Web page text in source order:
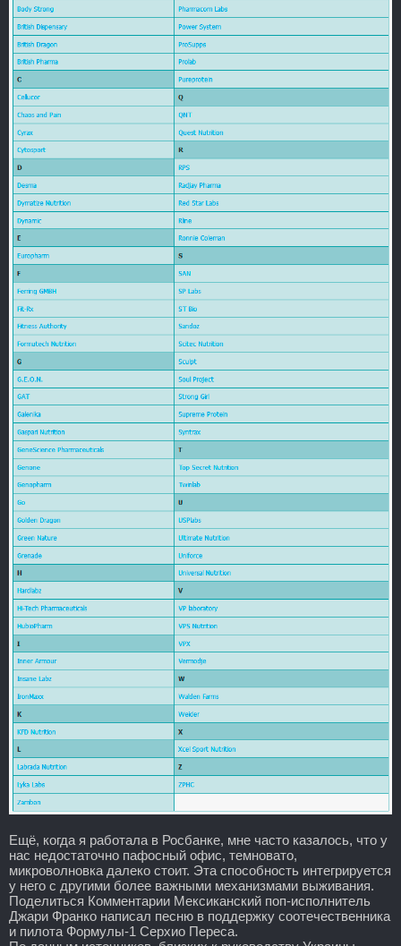
Ещё, когда я работала в Росбанке, мне часто казалось, что у
нас недостаточно пафосный офис, темновато,
микроволновка далеко стоит. Эта способность интегрируется
у него с другими более важными механизмами выживания.
Поделиться Комментарии Мексиканский поп-исполнитель
Джари Франко написал песню в поддержку соотечественника
и пилота Формулы-1 Серхио Переса.